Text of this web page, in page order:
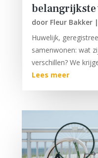
door Fleur Bakker|
Huwelijk,
samenwonen: wat
verschillen? We
Lees meer